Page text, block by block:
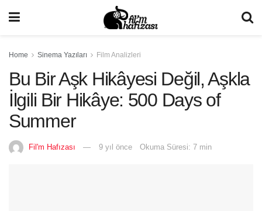
Home Sinema Yazıları Film Analizleri
Bu Bir Aşk Hikâyesi Değil, Aşkla
İlgili Bir Hikâye: 500 Days of
Summer
Fil'm Hafızası 9 yıl önce Okuma Süresi: 7 min